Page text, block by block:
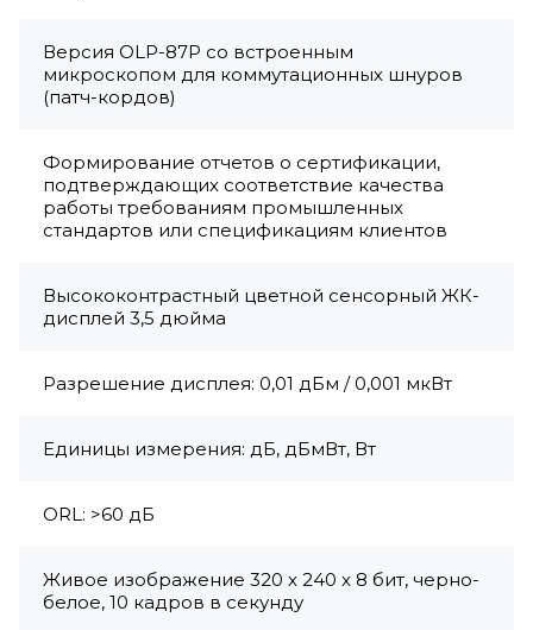
Версия OLP-87P со встроенным
микроскопом для коммутационных шнуров
(патч-кордов)
Формирование отчетов о сертификации,
подтверждающих соответствие качества
работы требованиям промышленных
стандартов или спецификациям клиентов
Высококонтрастный цветной сенсорный ЖК-
дисплей 3,5 дюйма
Разрешение дисплея: 0,01 дБм / 0,001 мкВт
Единицы измерения: дБ, дБмВт, Вт
ORL: >60 дБ
Живое изображение 320 x 240 x 8 бит, черно-
белое, 10 кадров в секунду